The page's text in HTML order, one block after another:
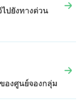
ปยังทางด่วน
องศูนย์จองกลุ่ม